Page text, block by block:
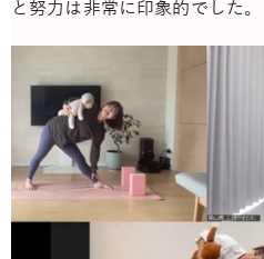
と努力は非常に印象的でした。